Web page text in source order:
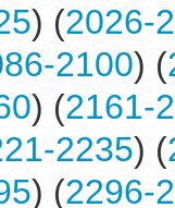
) (2026-
2100) (
) (2161-
2235) (
) (2296-